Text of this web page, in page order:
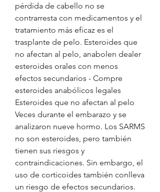
pérdida de cabello no se
contrarresta con medicamentos y el
tratamiento más eficaz es el
trasplante de pelo. Esteroides que
no afectan al pelo, anabolen dealer
esteroides orales con menos
efectos secundarios - Compre
esteroides anabólicos legales
Esteroides que no afectan al pelo
Veces durante el embarazo y se
analizaron nueve hormo. Los SARMS
no son esteroides, pero también
tienen sus riesgos y
contraindicaciones. Sin embargo, el
uso de corticoides también conlleva
un riesgo de efectos secundarios.